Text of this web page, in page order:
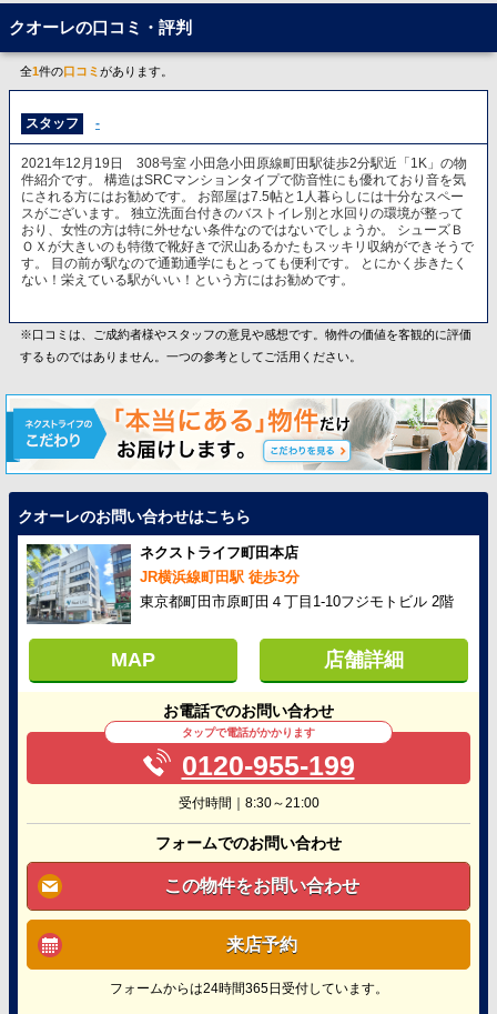
クオーレの口コミ・評判
全1件の口コミ があります。
スタッフ -
2021年12月19日 308号室 小田急小田原線町田駅徒歩2分駅近「1K」の物
件紹介です。 構造はSRCマンションタイプで防音性にも優れており音を気
にされる方にはお勧めです。 お部屋は7.5帖と1人暮らしには十分なスペー
スがございます。 独立洗面台付きのバストイレ別と水回りの環境が整って
おり、女性の方は特に外せない条件なのではないでしょうか。 シューズＢ
ＯＸが大きいのも特徴で靴好きで沢山あるかたもスッキリ収納ができそうで
す。 目の前が駅なので通勤通学にもとっても便利です。 とにかく歩きたく
ない！栄えている駅がいい！という方にはお勧めです。
※口コミは、ご成約者様やスタッフの意見や感想です。物件の価値を客観的に評価
するものではありません。一つの参考としてご活用ください。
クオーレのお問い合わせはこちら
ネクストライフ町田本店
JR横浜線町田駅 徒歩3分
東京都町田市原町田４丁目1-10フジモトビル 2階
MAP 店舗詳細
お電話でのお問い合わせ
タップで電話がかかります
0120-955-199
受付時間｜8:30～21:00
フォームでのお問い合わせ
この物件をお問い合わせ
来店予約
フォームからは24時間365日受付しています。